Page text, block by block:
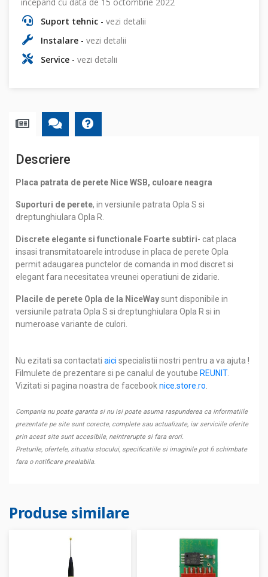
Suport tehnic- vezi detalii
Instalare- vezi detalii
Service- vezi detalii
Descriere
Placa patrata de perete Nice WSB, culoare neagra
Suporturi de perete, in versiunile patrata Opla S si
dreptunghiulara Opla R.
Discrete elegante si functionale Foarte subtiri- cat placa
insasi transmitatoarele introduse in placa de perete Opla
permit adaugarea punctelor de comanda in mod discret si
elegant fara necesitatea vreunei operatiuni de zidarie.
Placile de perete Opla de la NiceWaysunt disponibile in
versiunile patrata Opla S si dreptunghiulara Opla R si in
numeroase variante de culori.
Nu ezitati sa contactati aici specialistii nostri pentru a va ajuta !
Filmulete de prezentare si pe canalul de youtube REUNIT.
Vizitati si pagina noastra de facebooknice.store.ro
Compania nu poate garanta si nu isi poate asuma raspunderea ca informatiile
prezentate pe site sunt corecte, complete sau actualizate, iar serviciile oferite
prin acest site sunt accesibile, neintrerupte si fara erori.
Preturile, ofertele, situatia stocului, specificatiile si imaginile pot fi schimbate
fara o notificare prealabila.
Produse similare